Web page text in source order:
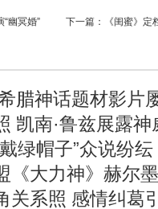
幽冥婚” 下一篇： 《闺蜜》
腊神话题材影片
凯南·鲁兹展露神
绿帽子”众说纷纭
《大力神》赫尔
关系照 感情纠葛